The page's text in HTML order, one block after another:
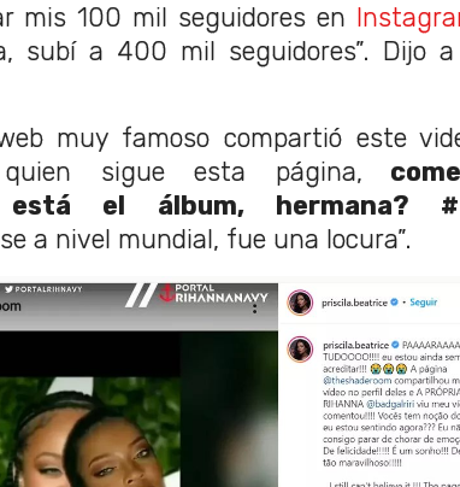
mis 100 mil seguidores en
subí a 400 mil seguidores”. Dijo a
muy famoso compartió este
quien sigue esta página,
está el álbum, hermana?
a nivel mundial, fue una locura”.